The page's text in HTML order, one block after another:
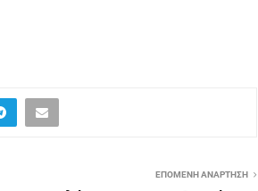
ΕΠΌΜΕΝΗ ΑΝΆΡΤΗΣΗ